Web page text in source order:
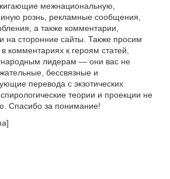
межнациональную,
рознь, рекламные сообщения,
а также комментарии,
на сторонние сайты. Также просим
комментариях к героям статей,
лидерам — они вас не
бессвязные и
перевода с экзотических
теории и проекции не
Спасибо за понимание!